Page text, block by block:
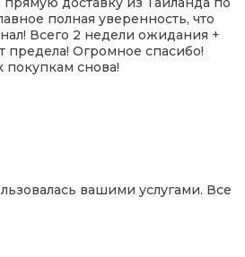
полная уверенность, что
Всего 2 недели ожидания +
предела! Огромное спасибо!
снова!
вашими услугами. Все